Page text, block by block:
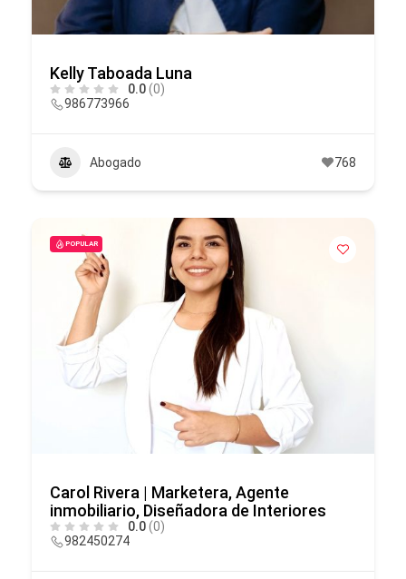
Kelly Taboada Luna
0.0(0)
986773966
Abogado 768
POPULAR
Carol Rivera | Marketera, Agente
inmobiliario, Diseñadora de Interiores
0.0(0)
982450274